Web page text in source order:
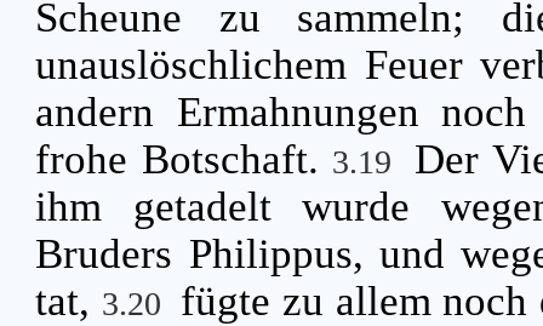
Scheune zu sammeln;
unauslöschlichem Feuer
andern Ermahnungen
frohe Botschaft. 3.19
Der
ihm getadelt wurde
Bruders Philippus, und
tat, 3.20 fügte zu allem noch